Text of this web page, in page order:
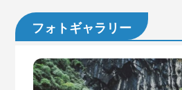
フォトギャラリー